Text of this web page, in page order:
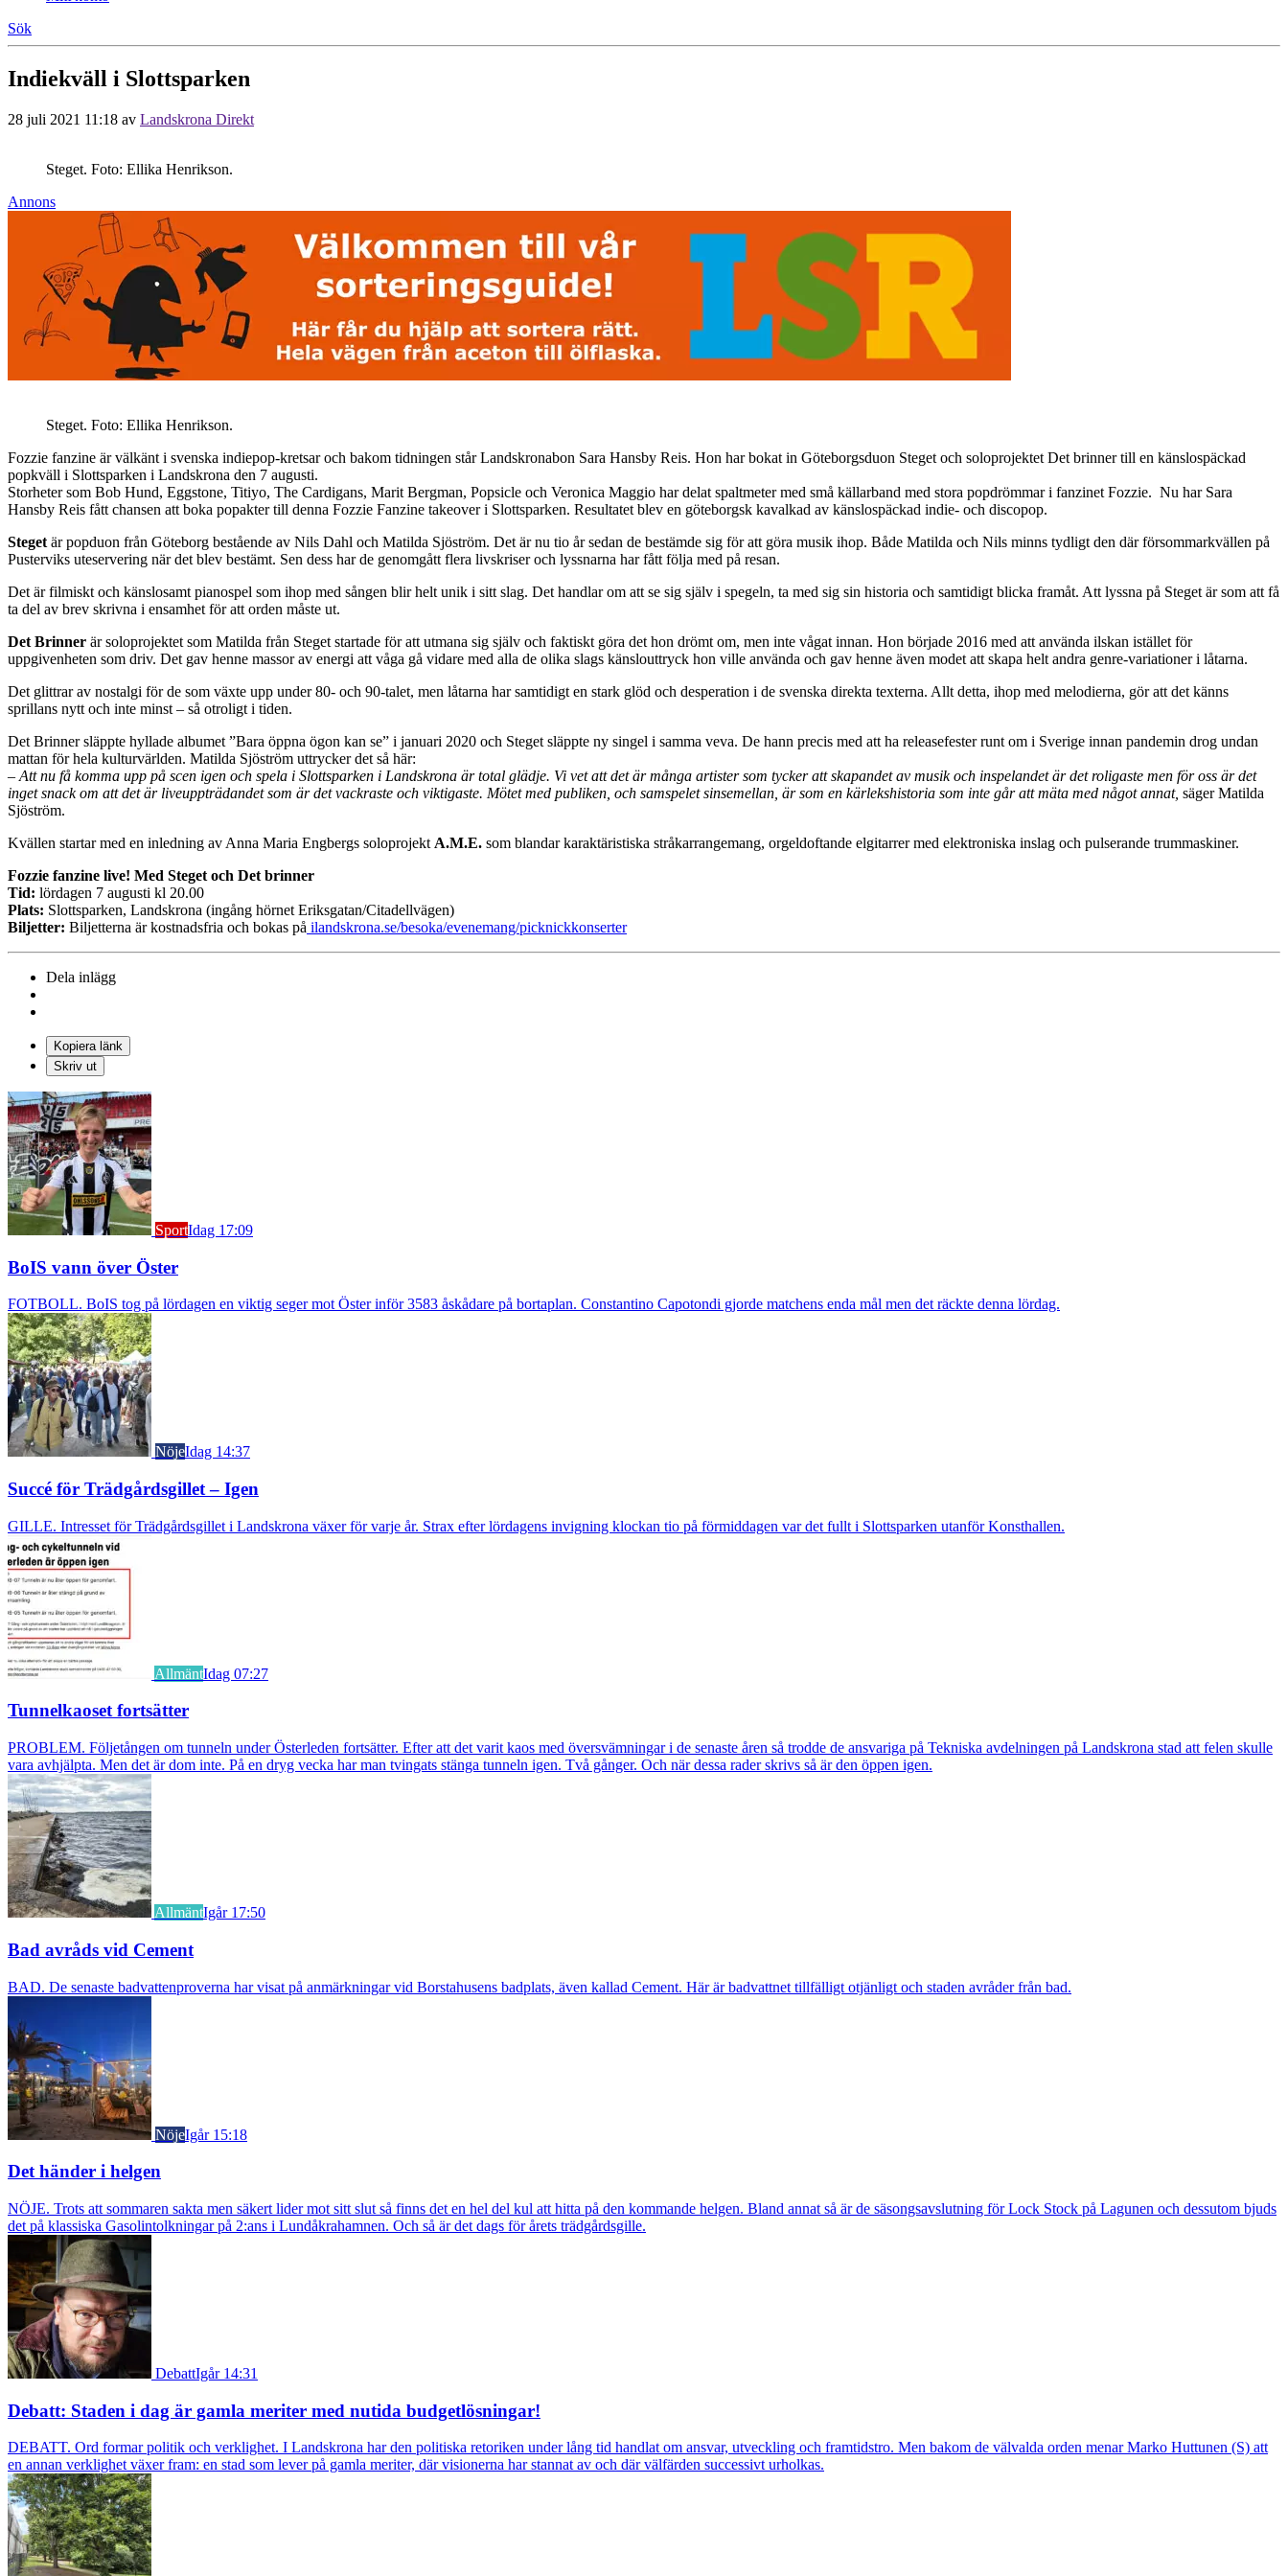
Sök
Indiekväll i Slottsparken
28 juli 2021 11:18 av Landskrona Direkt
Steget. Foto: Ellika Henrikson.
Annons
Steget. Foto: Ellika Henrikson.
Fozzie fanzine är välkänt i svenska indiepop-kretsar och bakom tidningen står Landskronabon Sara Hansby Reis. Hon har bokat in Göteborgsduon Steget och soloprojektet Det brinner till en känslospäckad
popkväll i Slottsparken i Landskrona den 7 augusti.
Storheter som Bob Hund, Eggstone, Titiyo, The Cardigans, Marit Bergman, Popsicle och Veronica Maggio har delat spaltmeter med små källarband med stora popdrömmar i fanzinet Fozzie. Nu har Sara
Hansby Reis fått chansen att boka popakter till denna Fozzie Fanzine takeover i Slottsparken. Resultatet blev en göteborgsk kavalkad av känslospäckad indie- och discopop.
Steget är popduon från Göteborg bestående av Nils Dahl och Matilda Sjöström. Det är nu tio år sedan de bestämde sig för att göra musik ihop. Både Matilda och Nils minns tydligt den där försommarkvällen på
Pusterviks uteservering när det blev bestämt. Sen dess har de genomgått flera livskriser och lyssnarna har fått följa med på resan.
Det är filmiskt och känslosamt pianospel som ihop med sången blir helt unik i sitt slag. Det handlar om att se sig själv i spegeln, ta med sig sin historia och samtidigt blicka framåt. Att lyssna på Steget är som att få
ta del av brev skrivna i ensamhet för att orden måste ut.
Det Brinner är soloprojektet som Matilda från Steget startade för att utmana sig själv och faktiskt göra det hon drömt om, men inte vågat innan. Hon började 2016 med att använda ilskan istället för
uppgivenheten som driv. Det gav henne massor av energi att våga gå vidare med alla de olika slags känslouttryck hon ville använda och gav henne även modet att skapa helt andra genre-variationer i låtarna.
Det glittrar av nostalgi för de som växte upp under 80- och 90-talet, men låtarna har samtidigt en stark glöd och desperation i de svenska direkta texterna. Allt detta, ihop med melodierna, gör att det känns
sprillans nytt och inte minst – så otroligt i tiden.
Det Brinner släppte hyllade albumet ”Bara öppna ögon kan se” i januari 2020 och Steget släppte ny singel i samma veva. De hann precis med att ha releasefester runt om i Sverige innan pandemin drog undan
mattan för hela kulturvärlden. Matilda Sjöström uttrycker det så här:
– Att nu få komma upp på scen igen och spela i Slottsparken i Landskrona är total glädje. Vi vet att det är många artister som tycker att skapandet av musik och inspelandet är det roligaste men för oss är det
inget snack om att det är liveuppträdandet som är det vackraste och viktigaste. Mötet med publiken, och samspelet sinsemellan, är som en kärlekshistoria som inte går att mäta med något annat, säger Matilda
Sjöström.
Kvällen startar med en inledning av Anna Maria Engbergs soloprojekt A.M.E. som blandar karaktäristiska stråkarrangemang, orgeldoftande elgitarrer med elektroniska inslag och pulserande trummaskiner.
Fozzie fanzine live! Med Steget och Det brinner
Tid: lördagen 7 augusti kl 20.00
Plats: Slottsparken, Landskrona (ingång hörnet Eriksgatan/Citadellvägen)
Biljetter: Biljetterna är kostnadsfria och bokas på ilandskrona.se/besoka/evenemang/picknickkonserter
Dela inlägg
Kopiera länk
Skriv ut
SportIdag 17:09
BoIS vann över Öster
FOTBOLL. BoIS tog på lördagen en viktig seger mot Öster inför 3583 åskådare på bortaplan. Constantino Capotondi gjorde matchens enda mål men det räckte denna lördag.
NöjeIdag 14:37
Succé för Trädgårdsgillet – Igen
GILLE. Intresset för Trädgårdsgillet i Landskrona växer för varje år. Strax efter lördagens invigning klockan tio på förmiddagen var det fullt i Slottsparken utanför Konsthallen.
AllmäntIdag 07:27
Tunnelkaoset fortsätter
PROBLEM. Följetången om tunneln under Österleden fortsätter. Efter att det varit kaos med översvämningar i de senaste åren så trodde de ansvariga på Tekniska avdelningen på Landskrona stad att felen skulle
vara avhjälpta. Men det är dom inte. På en dryg vecka har man tvingats stänga tunneln igen. Två gånger. Och när dessa rader skrivs så är den öppen igen.
AllmäntIgår 17:50
Bad avråds vid Cement
BAD. De senaste badvattenproverna har visat på anmärkningar vid Borstahusens badplats, även kallad Cement. Här är badvattnet tillfälligt otjänligt och staden avråder från bad.
NöjeIgår 15:18
Det händer i helgen
NÖJE. Trots att sommaren sakta men säkert lider mot sitt slut så finns det en hel del kul att hitta på den kommande helgen. Bland annat så är de säsongsavslutning för Lock Stock på Lagunen och dessutom bjuds
det på klassiska Gasolintolkningar på 2:ans i Lundåkrahamnen. Och så är det dags för årets trädgårdsgille.
DebattIgår 14:31
Debatt: Staden i dag är gamla meriter med nutida budgetlösningar!
DEBATT. Ord formar politik och verklighet. I Landskrona har den politiska retoriken under lång tid handlat om ansvar, utveckling och framtidstro. Men bakom de välvalda orden menar Marko Huttunen (S) att
en annan verklighet växer fram: en stad som lever på gamla meriter, där visionerna har stannat av och där välfärden successivt urholkas.